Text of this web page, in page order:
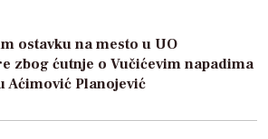
ostavku na mesto u UO
zbog ćutnje o Vučićevim napadima
Aćimović Planojević